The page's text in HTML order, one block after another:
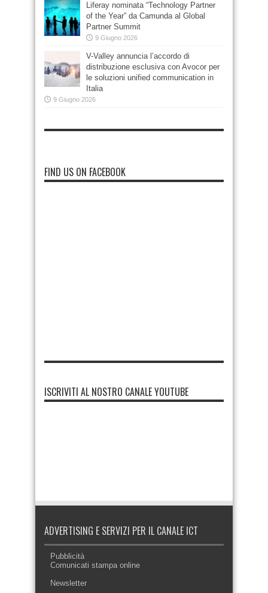
Liferay nominata “Technology Partner
of the Year” da Camunda al Global
Partner Summit
9 Giugno 2026
V-Valley annuncia l’accordo di
distribuzione esclusiva con Avocor per
le soluzioni unified communication in
Italia
9 Giugno 2026
FIND US ON FACEBOOK
ISCRIVITI AL NOSTRO CANALE YOUTUBE
ADVERTISING E SERVIZI PER IL CANALE ICT
Pubblicità
Comunicati stampa online
Newsletter